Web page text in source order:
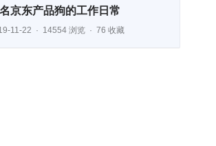
京东产品狗的工作日常
11-22 14554 浏览 76 收藏